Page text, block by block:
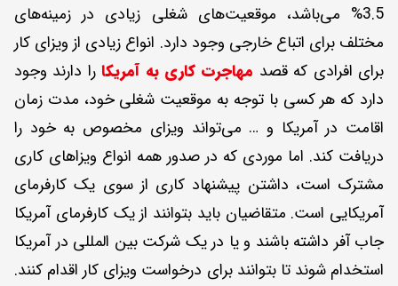
3.5% می‌باشد، موقعیت‌های شغلی زیادی در زمینه‌های
مختلف برای اتباع خارجی وجود دارد. انواع زیادی از ویزای کار
برای افرادی که قصد مهاجرت کاری به آمریکارا دارند وجود
دارد که هر کسی با توجه به موقعیت شغلی خود، مدت زمان
اقامت در آمریکا و … می‌تواند ویزای مخصوص به خود را
دریافت کند. اما موردی که در صدور همه انواع ویزاهای کاری
مشترک است، داشتن پیشنهاد کاری از سوی یک کارفرمای
آمریکایی است. متقاضیان باید بتوانند از یک کارفرمای آمریکا
جاب آفر داشته باشند و یا در یک شرکت بین المللی در آمریکا
استخدام شوند تا بتوانند برای درخواست ویزای کار اقدام کنند.